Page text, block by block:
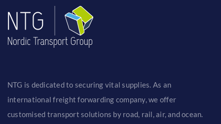
NTG is dedicated to securing vital supplies. As an
international freight forwarding company, we offer
customised transport solutions by road, rail, air, and ocean.